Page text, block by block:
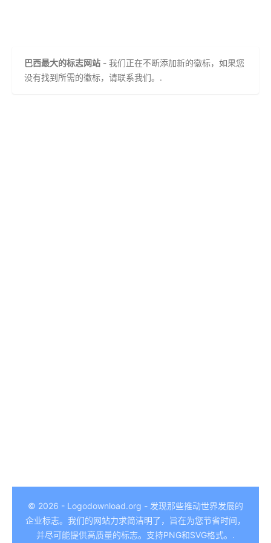
巴西最大的标志网站 - 我们正在不断添加新的徽标，如果您
没有找到所需的徽标，请联系我们。.
© 2026 - Logodownload.org - 发现那些推动世界发展的
企业标志。我们的网站力求简洁明了，旨在为您节省时间，
并尽可能提供高质量的标志。支持PNG和SVG格式。.
Italian
Hindi